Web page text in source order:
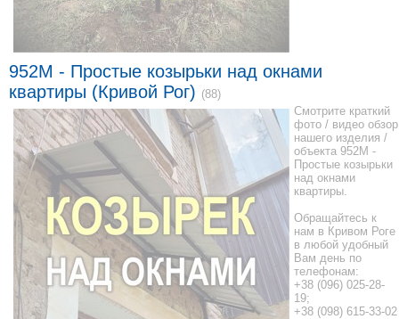
952М - Простые козырьки над окнами
квартиры (Кривой Рог) (88)
Смотрите краткий
фото / видео обзор
нашего изделия /
объекта 952М -
Простые козырьки
над окнами
квартиры.
Обращайтесь к
нам в Кривом Роге
в любой удобный
Вам день по
телефонам:
+38 (096) 025-28-
19;
+38 (098) 615-33-02